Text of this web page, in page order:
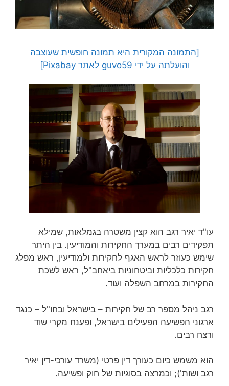
[התמונה המקורית היא תמונה חופשית שעוצבה
והועלתה על ידי guvo59 לאתר Pixabay]
עו"ד יאיר רגב הוא קצין משטרה בגמלאות, שמילא
תפקידים רבים במערך החקירות והמודיעין. בין היתר
שימש כעוזר לראש האגף לחקירות ולמודיעין, ראש מפלג
חקירות כלכליות וביטחוניות ביאחב"ל, ראש לשכת
החקירות במרחב השפלה ועוד.
רגב ניהל מספר רב של חקירות – בישראל ובחו"ל – כנגד
ארגוני הפשיעה הפעילים בישראל, ופענח מקרי שוד
ורצח רבים.
הוא משמש כיום כעורך דין פרטי (משרד עורכי-דין‏ יאיר
רגב ושות'); וכמרצה בסוגיות של חוק ופשיעה.